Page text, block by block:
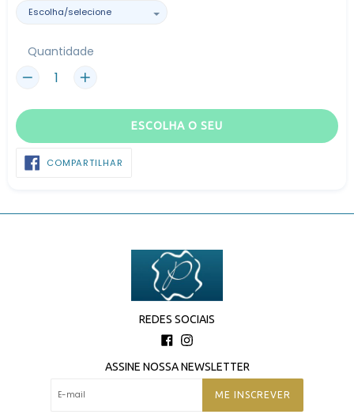
Quantidade
ESCOLHA O SEU
COMPARTILHAR
REDES SOCIAIS
Facebook
Instagram
ASSINE NOSSA NEWSLETTER
ME INSCREVER